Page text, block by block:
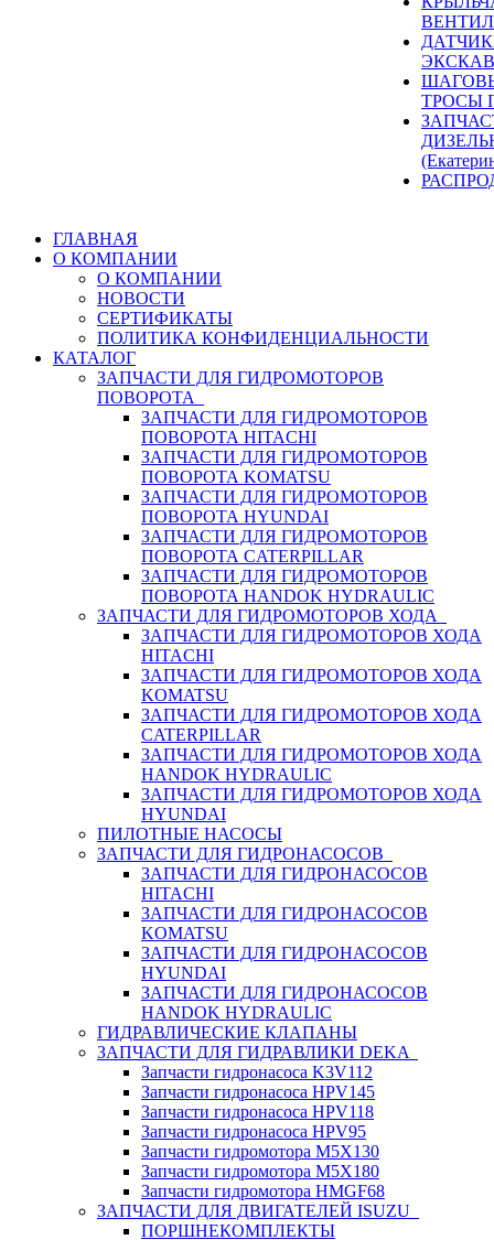
ТРОСЫ
ГЛАВНАЯ
О КОМПАНИИ
О КОМПАНИИ
НОВОСТИ
СЕРТИФИКАТЫ
ПОЛИТИКА КОНФИДЕНЦИАЛЬНОСТИ
КАТАЛОГ
ЗАПЧАСТИ ДЛЯ ГИДРОМОТОРОВ
ПОВОРОТА
ЗАПЧАСТИ ДЛЯ ГИДРОМОТОРОВ
ПОВОРОТА HITACHI
ЗАПЧАСТИ ДЛЯ ГИДРОМОТОРОВ
ПОВОРОТА KOMATSU
ЗАПЧАСТИ ДЛЯ ГИДРОМОТОРОВ
ПОВОРОТА HYUNDAI
ЗАПЧАСТИ ДЛЯ ГИДРОМОТОРОВ
ПОВОРОТА CATERPILLAR
ЗАПЧАСТИ ДЛЯ ГИДРОМОТОРОВ
ПОВОРОТА HANDOK HYDRAULIC
ЗАПЧАСТИ ДЛЯ ГИДРОМОТОРОВ ХОДА
ЗАПЧАСТИ ДЛЯ ГИДРОМОТОРОВ ХОДА
HITACHI
ЗАПЧАСТИ ДЛЯ ГИДРОМОТОРОВ ХОДА
KOMATSU
ЗАПЧАСТИ ДЛЯ ГИДРОМОТОРОВ ХОДА
CATERPILLAR
ЗАПЧАСТИ ДЛЯ ГИДРОМОТОРОВ ХОДА
HANDOK HYDRAULIC
ЗАПЧАСТИ ДЛЯ ГИДРОМОТОРОВ ХОДА
HYUNDAI
ПИЛОТНЫЕ НАСОСЫ
ЗАПЧАСТИ ДЛЯ ГИДРОНАСОСОВ
ЗАПЧАСТИ ДЛЯ ГИДРОНАСОСОВ
HITACHI
ЗАПЧАСТИ ДЛЯ ГИДРОНАСОСОВ
KOMATSU
ЗАПЧАСТИ ДЛЯ ГИДРОНАСОСОВ
HYUNDAI
ЗАПЧАСТИ ДЛЯ ГИДРОНАСОСОВ
HANDOK HYDRAULIC
ГИДРАВЛИЧЕСКИЕ КЛАПАНЫ
ЗАПЧАСТИ ДЛЯ ГИДРАВЛИКИ DEKA
Запчасти гидронасоса K3V112
Запчасти гидронасоса HPV145
Запчасти гидронасоса HPV118
Запчасти гидронасоса HPV95
Запчасти гидромотора M5X130
Запчасти гидромотора M5X180
Запчасти гидромотора HMGF68
ЗАПЧАСТИ ДЛЯ ДВИГАТЕЛЕЙ ISUZU
ПОРШНЕКОМПЛЕКТЫ